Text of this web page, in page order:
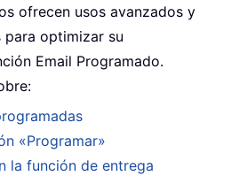
ofrecen usos avanzados y
para optimizar su
Email Programado.
«Programar»
la función de entrega